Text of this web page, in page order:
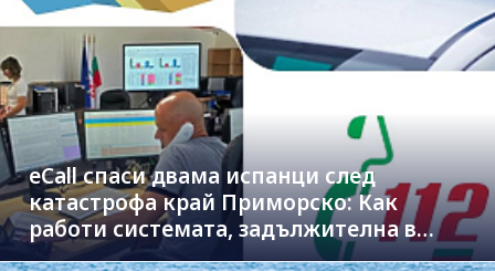
eCall спаси двама испанци след
катастрофа край Приморско: Как
работи системата, задължителна в
новите коли